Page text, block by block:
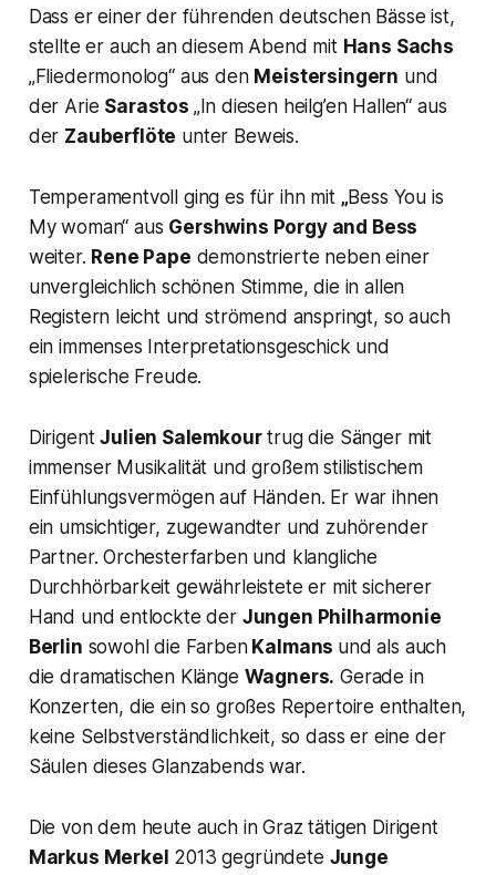
Dass er einer der führenden deutschen Bässe ist,
stellte er auch an diesem Abend mit Hans Sachs
„Fliedermonolog“ aus den Meistersingern und
der Arie Sarastos „In diesen heilg’en Hallen“ aus
der Zauberflöte unter Beweis.
Temperamentvoll ging es für ihn mit „Bess You is
My woman“ aus Gershwins Porgy and Bess
weiter. Rene Pape demonstrierte neben einer
unvergleichlich schönen Stimme, die in allen
Registern leicht und strömend anspringt, so auch
ein immenses Interpretationsgeschick und
spielerische Freude.
DirigentJulien Salemkourtrug die Sänger mit
immenser Musikalität und großem stilistischem
Einfühlungsvermögen auf Händen. Er war ihnen
ein umsichtiger, zugewandter und zuhörender
Partner. Orchesterfarben und klangliche
Durchhörbarkeit gewährleistete er mit sicherer
Hand und entlockte der Jungen Philharmonie
Berlin sowohl die FarbenKalmans und als auch
die dramatischen Klänge Wagners. Gerade in
Konzerten, die ein so großes Repertoire enthalten,
keine Selbstverständlichkeit, so dass er eine der
Säulen dieses Glanzabends war.
Die von dem heute auch in Graz tätigen Dirigent
Markus Merkel 2013 gegründete Junge